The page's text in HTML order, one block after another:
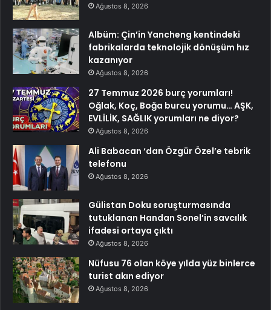
Ağustos 8, 2026
Albüm: Çin’in Yancheng kentindeki
fabrikalarda teknolojik dönüşüm hız
kazanıyor
Ağustos 8, 2026
27 Temmuz 2026 burç yorumları!
Oğlak, Koç, Boğa burcu yorumu… AŞK,
EVLİLİK, SAĞLIK yorumları ne diyor?
Ağustos 8, 2026
Ali Babacan ‘dan Özgür Özel’e tebrik
telefonu
Ağustos 8, 2026
Gülistan Doku soruşturmasında
tutuklanan Handan Sonel’in savcılık
ifadesi ortaya çıktı
Ağustos 8, 2026
Nüfusu 76 olan köye yılda yüz binlerce
turist akın ediyor
Ağustos 8, 2026